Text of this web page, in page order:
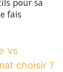
pour sa
fais
vs
choisir ?